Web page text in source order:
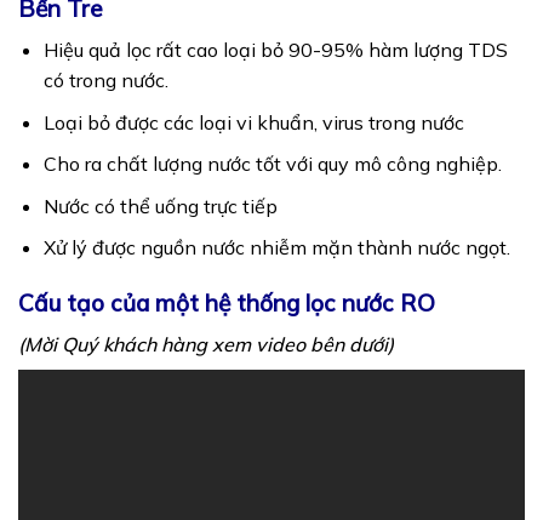
Bến Tre
Hiệu quả lọc rất cao loại bỏ 90-95% hàm lượng TDS
có trong nước.
Loại bỏ được các loại vi khuẩn, virus trong nước
Cho ra chất lượng nước tốt với quy mô công nghiệp.
Nước có thể uống trực tiếp
Xử lý được nguồn nước nhiễm mặn thành nước ngọt.
Cấu tạo của một hệ thống lọc nước RO
(Mời Quý khách hàng xem video bên dưới)